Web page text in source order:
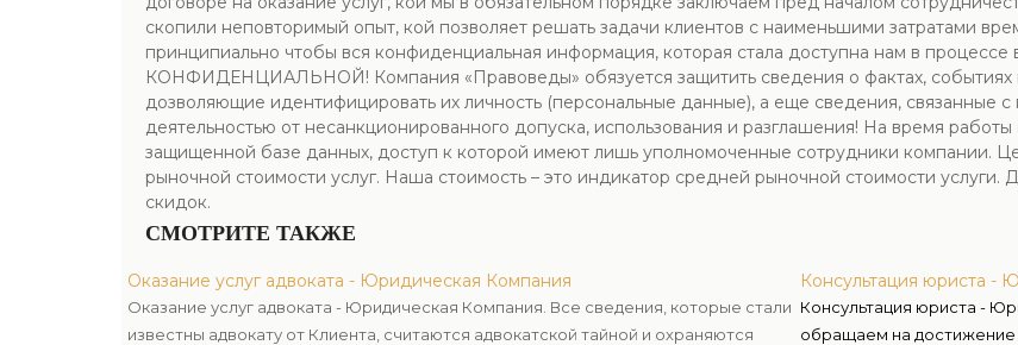
скопили неповторимый опыт, кой позволяет решать задачи клиентов с наименьшими затратами
принципиально чтобы вся конфиденциальная информация, которая стала доступна нам в процессе
КОНФИДЕНЦИАЛЬНОЙ! Компания «Правоведы» обязуется защитить сведения о фактах, событиях и
дозволяющие идентифицировать их личность (персональные данные), а еще сведения, связанные
деятельностью от несанкционированного допуска, использования и разглашения! На время
защищенной базе данных, доступ к которой имеют лишь уполномоченные сотрудники компании.
рыночной стоимости услуг. Наша стоимость – это индикатор средней рыночной стоимости услуги.
скидок.
СМОТРИТЕ ТАКЖЕ
Оказание услуг адвоката - Юридическая Компания
Оказание услуг адвоката - Юридическая Компания. Все сведения, которые стали
известны адвокату от Клиента, считаются адвокатской тайной и охраняются
Консультация юриста -
Консультация юриста -
обращаем на достижение